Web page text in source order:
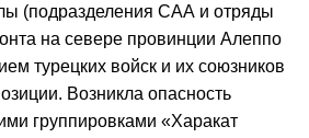
(подразделения САА и отряды
на севере провинции Алеппо
турецких войск и их союзников
Возникла опасность
группировками «Харакат